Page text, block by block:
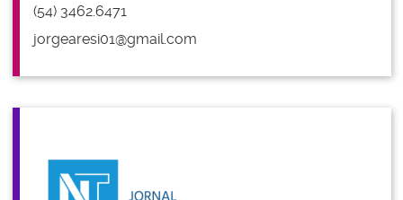
(54) 3462.6471
jorgearesi01@gmail.com